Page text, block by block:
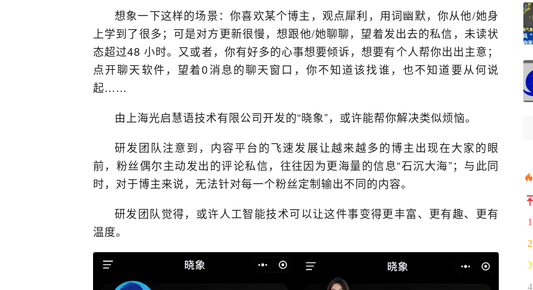
想象一下这样的场景：你喜欢某个博主，观点犀利，用词幽默，你从他/她身
上学到了很多；可是对方更新很慢，想跟他/她聊聊，望着发出去的私信，未读状
态超过48 小时。又或者，你有好多的心事想要倾诉，想要有个人帮你出出主意；
点开聊天软件，望着0消息的聊天窗口，你不知道该找谁，也不知道要从何说
起……
由上海光启慧语技术有限公司开发的“晓象”，或许能帮你解决类似烦恼。
研发团队注意到，内容平台的飞速发展让越来越多的博主出现在大家的眼
前，粉丝偶尔主动发出的评论私信，往往因为更海量的信息“石沉大海”；与此同
时，对于博主来说，无法针对每一个粉丝定制输出不同的内容。
研发团队觉得，或许人工智能技术可以让这件事变得更丰富、更有趣、更有
温度。
1
2
3
4